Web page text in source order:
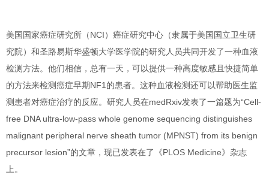
美国国家癌症研究所（NCI）癌症研究中心（隶属于美国国立卫生研
究院）和圣路易斯华盛顿大学医学院的研究人员共同开发了一种血液
检测方法。他们相信，总有一天， 可以提供一种高度敏感且快捷简单
的方法来检测癌症早期NF1的患者。 这种血液检测还可以帮助医生监
测患者对癌症治疗的反应。研究人员在medRxiv发表了一篇题为“Cell-
free DNA ultra-low-pass whole genome sequencing distinguishes
malignant peripheral nerve sheath tumor (MPNST) from its benign
precursor lesion”的文章，现已发表在了《PLOS Medicine》杂志
上。